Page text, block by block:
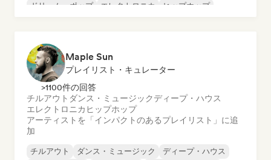
ドリーム・ポップ
エレクトロニカ ヒップホップ
Maple Sun
プレイリスト・キュレーター
>1100件の回答
チルアウト ダンス・ミュージックディープ・ハウス
エレクトロニカ ヒップホップ
アーティストを「インパクトのあるプレイリスト」に追
加
チルアウト ダンス・ミュージック
ディープ・ハウス